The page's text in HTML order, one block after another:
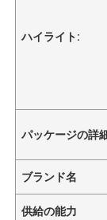
ハイライト:
パッケージの詳
ブランド名
供給の能力